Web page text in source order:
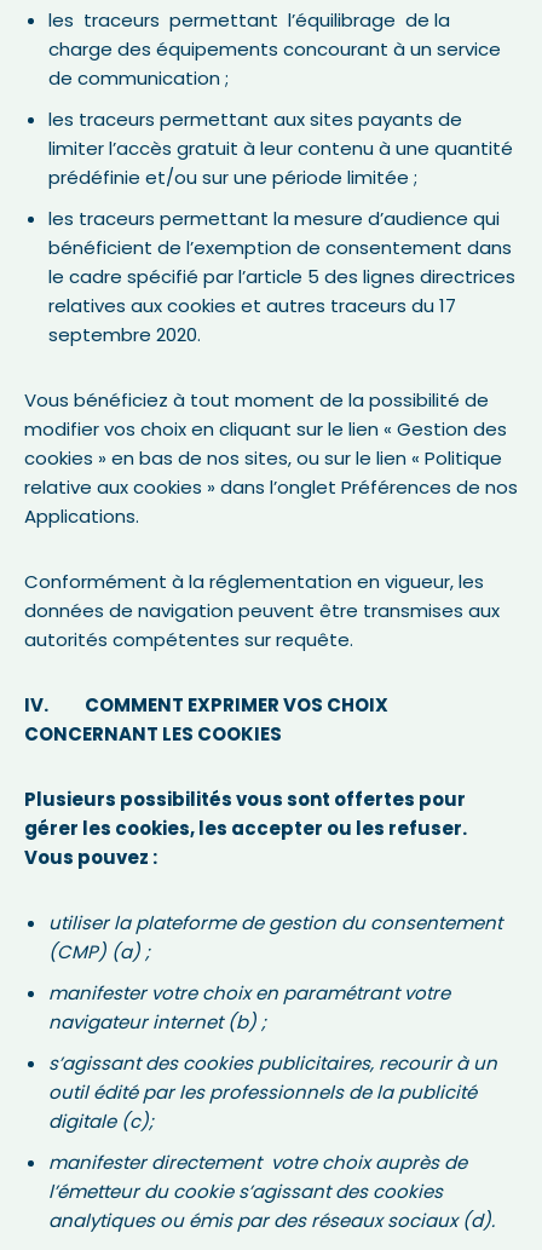
les traceurs permettant l’équilibrage de la
charge des équipements concourant à un service
de communication ;
les traceurs permettant aux sites payants de
limiter l’accès gratuit à leur contenu à une quantité
prédéfinie et/ou sur une période limitée ;
les traceurs permettant la mesure d’audience qui
bénéficient de l’exemption de consentement dans
le cadre spécifié par l’article 5 des lignes directrices
relatives aux cookies et autres traceurs du 17
septembre 2020.
Vous bénéficiez à tout moment de la possibilité de
modifier vos choix en cliquant sur le lien « Gestion des
cookies » en bas de nos sites, ou sur le lien « Politique
relative aux cookies » dans l’onglet Préférences de nos
Applications.
Conformément à la réglementation en vigueur, les
données de navigation peuvent être transmises aux
autorités compétentes sur requête.
IV. COMMENT EXPRIMER VOS CHOIX
CONCERNANT LES COOKIES
Plusieurs possibilités vous sont offertes pour
gérer les cookies, les accepter ou les refuser.
Vous pouvez :
utiliser la plateforme de gestion du consentement
(CMP) (a) ;
manifester votre choix en paramétrant votre
navigateur internet (b) ;
s’agissant des cookies publicitaires, recourir à un
outil édité par les professionnels de la publicité
digitale (c);
manifester directement votre choix auprès de
l’émetteur du cookie s’agissant des cookies
analytiques ou émis par des réseaux sociaux (d).